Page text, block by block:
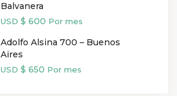
Balvanera
USD $ 600 Por mes
Adolfo Alsina 700 – Buenos
Aires
USD $ 650 Por mes